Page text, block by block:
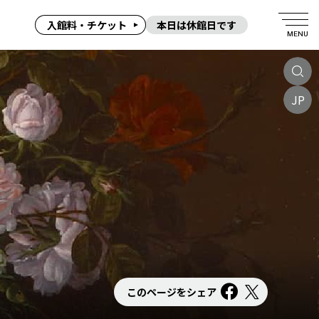
入館料・チケット 本日は休館日です
MENU
JP
このページをシェア